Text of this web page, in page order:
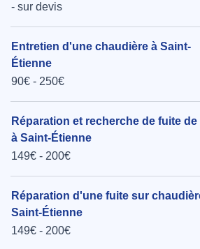
- sur devis
Entretien d'une chaudière à Saint-
Étienne
90€ - 250€
Réparation et recherche de fuite de
à Saint-Étienne
149€ - 200€
Réparation d'une fuite sur
Saint-Étienne
149€ - 200€